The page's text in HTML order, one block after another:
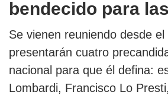
bendecido para
Se vienen reuniendo desde
presentarán cuatro
nacional para que él defina:
Lombardi, Francisco Lo